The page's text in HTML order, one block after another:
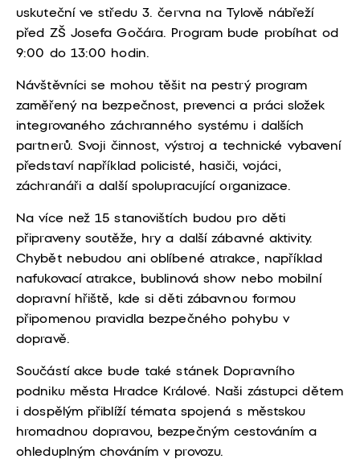
uskuteční ve středu 3. června na Tylově nábřeží
před ZŠ Josefa Gočára. Program bude probíhat od
9:00 do 13:00 hodin.
Návštěvníci se mohou těšit na pestrý program
zaměřený na bezpečnost, prevenci a práci složek
integrovaného záchranného systému i dalších
partnerů. Svoji činnost, výstroj a technické vybavení
představí například policisté, hasiči, vojáci,
záchranáři a další spolupracující organizace.
Na více než 15 stanovištích budou pro děti
připraveny soutěže, hry a další zábavné aktivity.
Chybět nebudou ani oblíbené atrakce, například
nafukovací atrakce, bublinová show nebo mobilní
dopravní hřiště, kde si děti zábavnou formou
připomenou pravidla bezpečného pohybu v
dopravě.
Součástí akce bude také stánek Dopravního
podniku města Hradce Králové. Naši zástupci dětem
i dospělým přiblíží témata spojená s městskou
hromadnou dopravou, bezpečným cestováním a
ohleduplným chováním v provozu.